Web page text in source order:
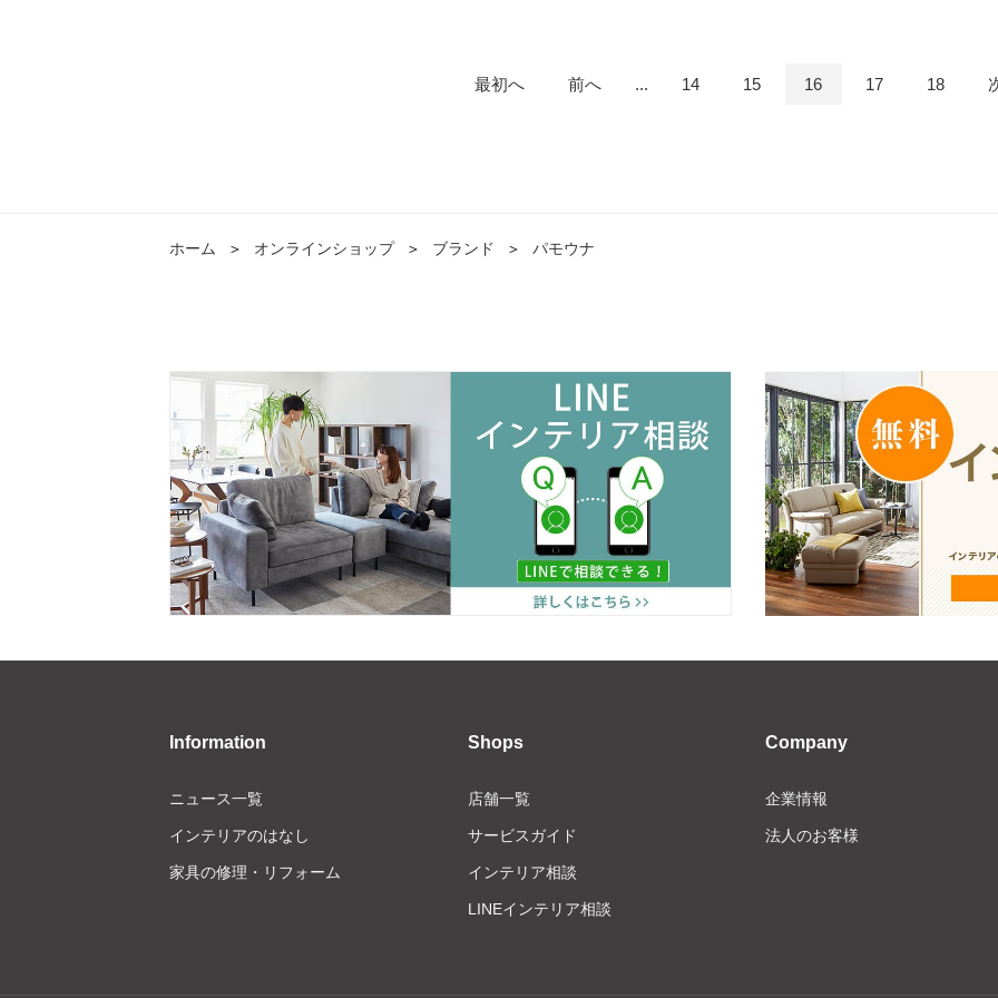
最初へ 前へ ... 14 15 16 17 18
ホーム ＞ オンラインショップ ＞ ブランド ＞ パモウナ
Information
ニュース一覧
インテリアのはなし
家具の修理・リフォーム
Shops
店舗一覧
サービスガイド
インテリア相談
LINEインテリア相談
Company
企業情報
法人のお客様